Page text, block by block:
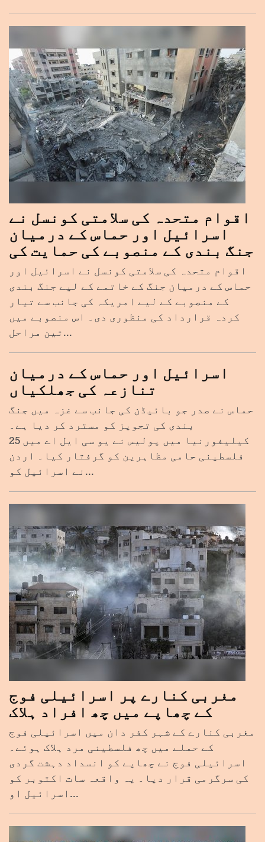
اقوام متحدہ کی سلامتی کونسل نے
اسرائیل اور حماس کے درمیان
جنگ بندی کے منصوبے کی حمایت کی
اقوام متحدہ کی سلامتی کونسل نے اسرائیل اور
حماس کے درمیان جنگ کے خاتمے کے لیے جنگ بندی
کے منصوبے کے لیے امریکہ کی جانب سے تیار
کردہ قرارداد کی منظوری دی۔ اس منصوبے میں
تین مراحل...
اسرائیل اور حماس کے درمیان
تنازعہ کی جھلکیاں
حماس نے صدر جو بائیڈن کی جانب سے غزہ میں جنگ
بندی کی تجویز کو مسترد کر دیا ہے۔
کیلیفورنیا میں پولیس نے یو سی ایل اے میں 25
فلسطینی حامی مظاہرین کو گرفتار کیا۔ اردن
نے اسرائیل کو...
مغربی کنارے پر اسرائیلی فوج
کے چھاپے میں چھ افراد ہلاک
مغربی کنارے کے شہر کفر دان میں اسرائیلی فوج
کے حملے میں چھ فلسطینی مرد ہلاک ہوئے۔
اسرائیلی فوج نے چھاپے کو انسداد دہشت گردی
کی سرگرمی قرار دیا۔ یہ واقعہ سات اکتوبر کو
اسرائیل او...